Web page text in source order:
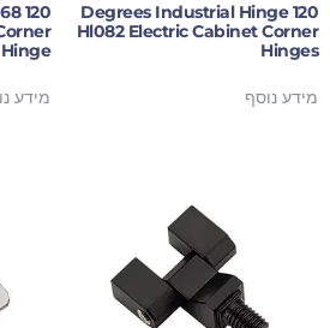
120 Degrees Industrial Hinge
Hl082 Electric Cabinet Corner
Hinges
מידע נוסף
Hinge
מידע